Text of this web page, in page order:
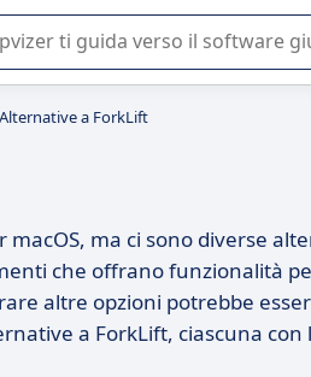
o nella scelta di un software SaaS
Alternative a ForkLift
ma ci sono diverse
che offrano funzionalità
altre opzioni potrebbe
a ForkLift, ciascuna